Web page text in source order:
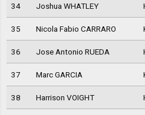
34 Joshua WHATLEY
35 Nicola Fabio CARRARO
36 Jose Antonio RUEDA
37 Marc GARCIA
38 Harrison VOIGHT